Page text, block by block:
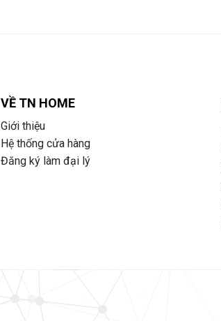
VỀ TN HOME
Giới thiệu
Hệ thống cửa hàng
Đăng ký làm đại lý